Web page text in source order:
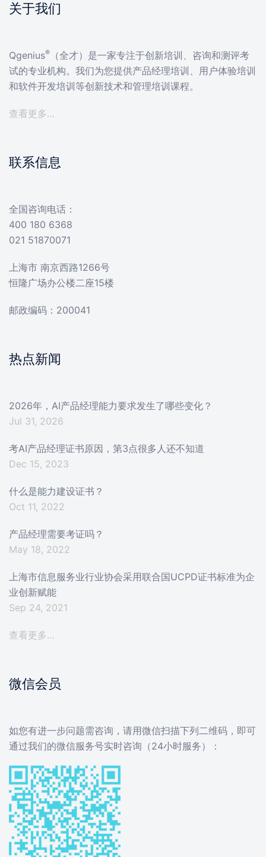
关于我们
Qgenius®
（全才）是一家专注于创新培训、咨询和测评考
试的专业机构。我们为您提供产品经理培训、用户体验培训
和软件开发培训等创新技术和管理培训课程。
查看更多…
联系信息
全国咨询电话：
400 180 6368
021 51870071
上海市 南京西路1266号
恒隆广场办公楼二座15楼
邮政编码：200041
热点新闻
2026年，AI产品经理能力要求发生了哪些变化？
Jul 31, 2026
考AI产品经理证书原因，第3点很多人还不知道
Dec 15, 2023
什么是能力建设证书？
Oct 11, 2022
产品经理需要考证吗？
May 18, 2022
上海市信息服务业行业协会采用联合国UCPD证书标准为企
业创新赋能
Sep 24, 2021
查看更多…
微信会员
如您有进一步问题需咨询，请用微信扫描下列二维码，即可
通过我们的微信服务号实时咨询（24小时服务）：